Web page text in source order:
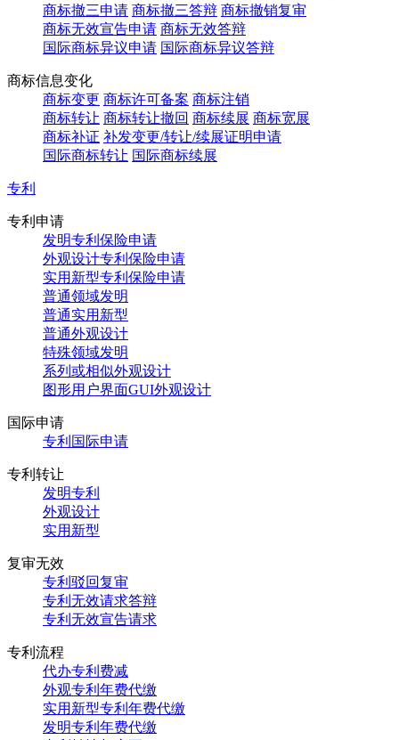
商标撤三申请 商标撤三答辩 商标撤销复审
商标无效宣告申请 商标无效答辩
国际商标异议申请 国际商标异议答辩
商标信息变化
商标变更 商标许可备案 商标注销
商标转让 商标转让撤回 商标续展 商标宽展
商标补证 补发变更/转让/续展证明申请
国际商标转让 国际商标续展
专利
专利申请
发明专利保险申请
外观设计专利保险申请
实用新型专利保险申请
普通领域发明
普通实用新型
普通外观设计
特殊领域发明
系列或相似外观设计
图形用户界面GUI外观设计
国际申请
专利国际申请
专利转让
发明专利
外观设计
实用新型
复审无效
专利驳回复审
专利无效请求答辩
专利无效宣告请求
专利流程
代办专利费减
外观专利年费代缴
实用新型专利年费代缴
发明专利年费代缴